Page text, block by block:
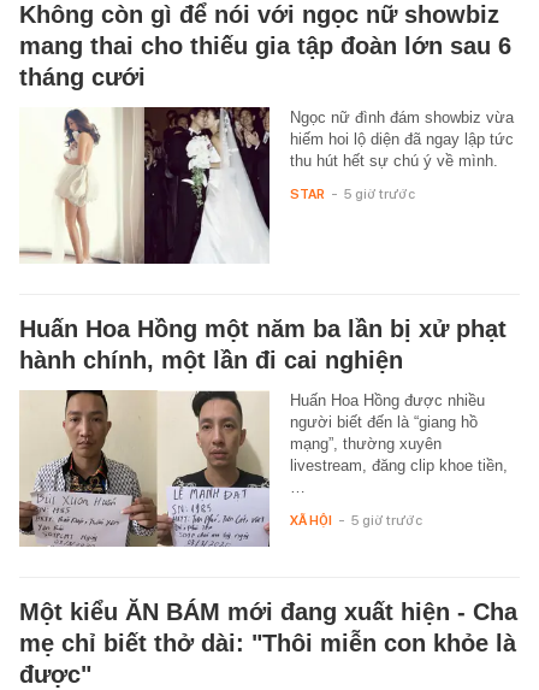
Không còn gì để nói với ngọc nữ showbiz
mang thai cho thiếu gia tập đoàn lớn sau 6
tháng cưới
Ngọc nữ đình đám showbiz vừa
hiếm hoi lộ diện đã ngay lập tức
thu hút hết sự chú ý về mình.
STAR - 5 giờ trước
Huấn Hoa Hồng một năm ba lần bị xử phạt
hành chính, một lần đi cai nghiện
Huấn Hoa Hồng được nhiều
người biết đến là “giang hồ
mạng”, thường xuyên
livestream, đăng clip khoe tiền,
…
XÃ HỘI - 5 giờ trước
Một kiểu ĂN BÁM mới đang xuất hiện - Cha
mẹ chỉ biết thở dài: "Thôi miễn con khỏe là
được"